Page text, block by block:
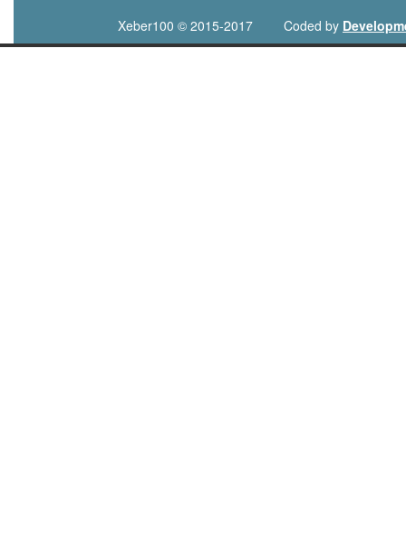
Xeber100 © 2015-2017 Coded by